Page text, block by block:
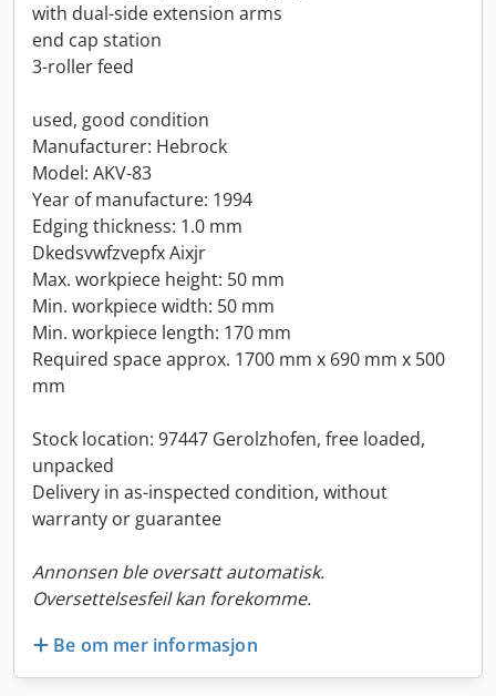
with dual-side extension arms
end cap station
3-roller feed
used, good condition
Manufacturer: Hebrock
Model: AKV-83
Year of manufacture: 1994
Edging thickness: 1.0 mm
Dkedsvwfzvepfx Aixjr
Max. workpiece height: 50 mm
Min. workpiece width: 50 mm
Min. workpiece length: 170 mm
Required space approx. 1700 mm x 690 mm x 500
mm
Stock location: 97447 Gerolzhofen, free loaded,
unpacked
Delivery in as-inspected condition, without
warranty or guarantee
Annonsen ble oversatt automatisk.
Oversettelsesfeil kan forekomme.
Be om mer informasjon